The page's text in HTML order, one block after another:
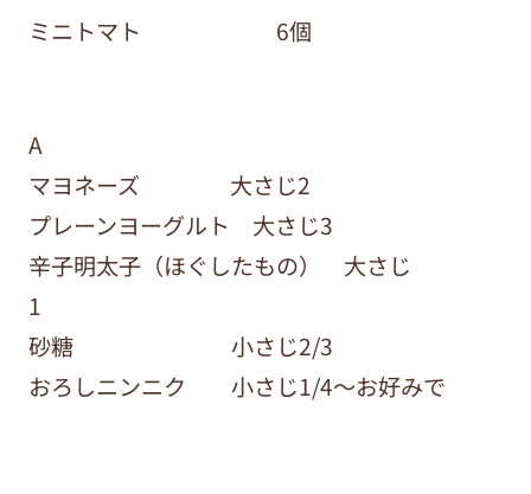
ミニトマト 6個
A
マヨネーズ 大さじ2
プレーンヨーグルト 大さじ3
辛子明太子（ほぐしたもの） 大さじ
1
砂糖 小さじ2/3
おろしニンニク 小さじ1/4～お好みで